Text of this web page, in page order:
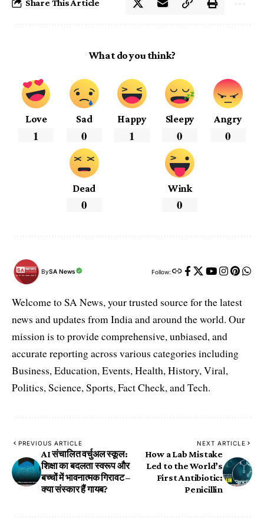
Share This Article
What do you think?
Love
1
Sad
0
Happy
1
Sleepy
0
Angry
0
Dead
0
Wink
0
BySA News Follow:
Welcome to SA News, your trusted source for the latest
news and updates from India and around the world. Our
mission is to provide comprehensive, unbiased, and
accurate reporting across various categories including
Business, Education, Events, Health, History, Viral,
Politics, Science, Sports, Fact Check, and Tech.
PREVIOUS ARTICLE
AI संचालित वर्चुअल स्कूल:
शिक्षा का बदलता स्वरूप और
बच्चों में भावनात्मक गिरावट –
क्या संस्कार हैं गायब?
NEXT ARTICLE
How a Lab Mistake
Led to the World’s
First Antibiotic:
Penicillin